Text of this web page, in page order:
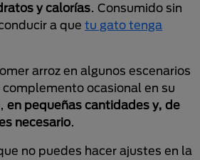
y calorías. Consumido sin
a que tu gato tenga
arroz en algunos escenarios
ocasional en su
en pequeñas cantidades y, de
necesario.
no puedes hacer ajustes en la